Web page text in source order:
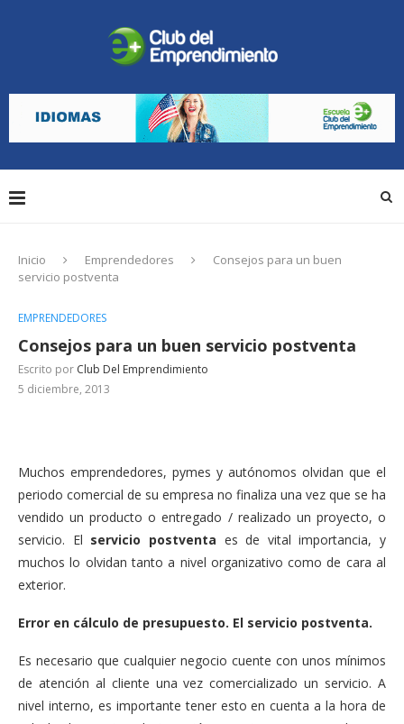
Inicio Emprendedores
Consejos para un buen
servicio postventa
EMPRENDEDORES
Consejos para un buen servicio postventa
Escrito por Club Del Emprendimiento
5 diciembre, 2013
Muchos emprendedores, pymes y autónomos olvidan que el
periodo comercial de su empresa no finaliza una vez que se ha
vendido un producto o entregado / realizado un proyecto, o
servicio. El servicio postventa es de vital importancia, y
muchos lo olvidan tanto a nivel organizativo como de cara al
exterior.
Error en cálculo de presupuesto. El servicio postventa.
Es necesario que cualquier negocio cuente con unos mínimos
de atención al cliente una vez comercializado un servicio. A
nivel interno, es importante tener esto en cuenta a la hora de